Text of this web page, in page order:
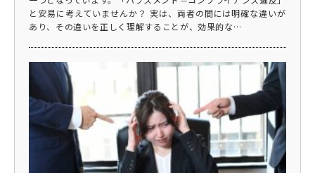
と安易に考えていませんか？ 実は、両者の間には明確な違いが
あり、その違いを正しく理解することが、効果的な…